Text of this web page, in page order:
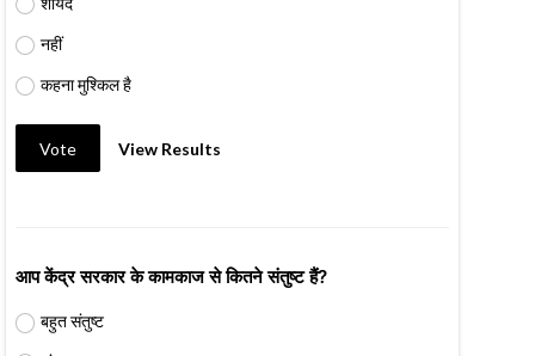
नहीं
कहना मुश्किल है
Vote View Results
आप केंद्र सरकार के कामकाज से कितने संतुष्ट हैं?
बहुत संतुष्ट